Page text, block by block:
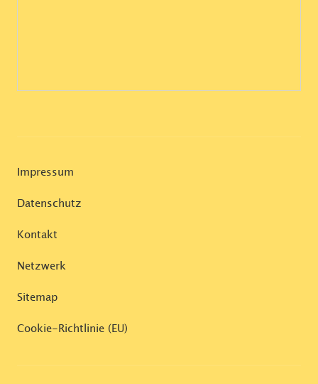
Impressum
Datenschutz
Kontakt
Netzwerk
Sitemap
Cookie-Richtlinie (EU)